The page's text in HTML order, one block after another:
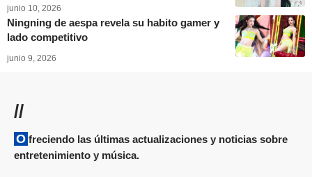
junio 10, 2026
Ningning de aespa revela su habito gamer y
lado competitivo
junio 9, 2026
//
Ofreciendo las últimas actualizaciones y noticias sobre
entretenimiento y música.